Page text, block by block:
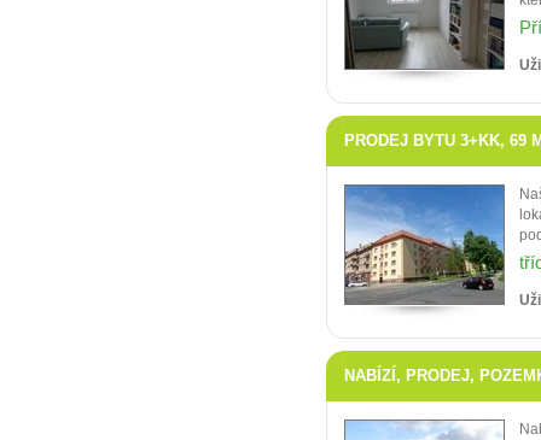
PRODEJ BYTU 3+KK, 69
NABÍZÍ, PRODEJ,